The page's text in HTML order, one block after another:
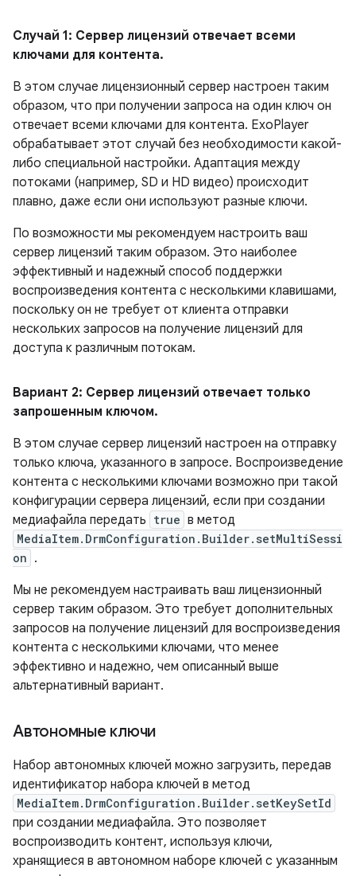
Случай 1: Сервер лицензий отвечает всеми
ключами для контента.
В этом случае лицензионный сервер настроен таким
образом, что при получении запроса на один ключ он
отвечает всеми ключами для контента. ExoPlayer
обрабатывает этот случай без необходимости какой-
либо специальной настройки. Адаптация между
потоками (например, SD и HD видео) происходит
плавно, даже если они используют разные ключи.
По возможности мы рекомендуем настроить ваш
сервер лицензий таким образом. Это наиболее
эффективный и надежный способ поддержки
воспроизведения контента с несколькими клавишами,
поскольку он не требует от клиента отправки
нескольких запросов на получение лицензий для
доступа к различным потокам.
Вариант 2: Сервер лицензий отвечает только
запрошенным ключом.
В этом случае сервер лицензий настроен на отправку
только ключа, указанного в запросе. Воспроизведение
контента с несколькими ключами возможно при такой
конфигурации сервера лицензий, если при создании
медиафайла передать true в метод
MediaItem.DrmConfiguration.Builder.setMultiSessi
on .
Мы не рекомендуем настраивать ваш лицензионный
сервер таким образом. Это требует дополнительных
запросов на получение лицензий для воспроизведения
контента с несколькими ключами, что менее
эффективно и надежно, чем описанный выше
альтернативный вариант.
Автономные ключи
Набор автономных ключей можно загрузить, передав
идентификатор набора ключей в метод
MediaItem.DrmConfiguration.Builder.setKeySetId
при создании медиафайла. Это позволяет
воспроизводить контент, используя ключи,
хранящиеся в автономном наборе ключей с указанным